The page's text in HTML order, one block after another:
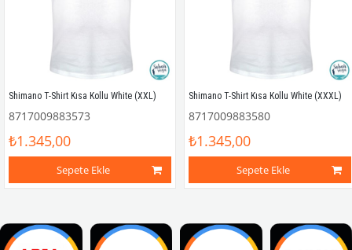
Shimano T-Shirt Kısa Kollu White (XXL)
8717009883573
₺1.345,00
Sepete Ekle
Shimano T-Shirt Kısa Kollu White (XXXL)
8717009883580
₺1.345,00
Sepete Ekle